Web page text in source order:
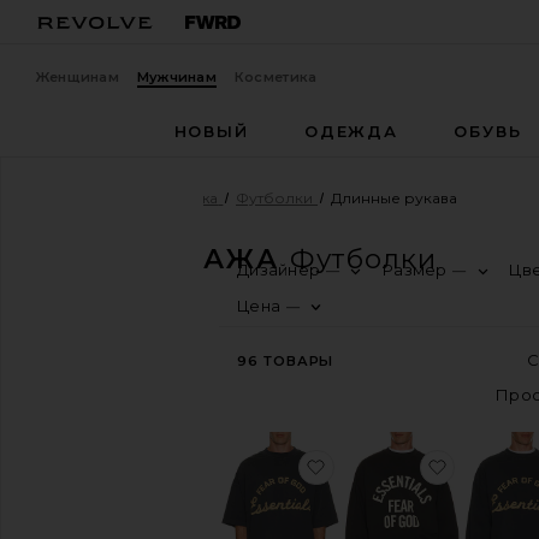
Женщинам Мужчинам Косметика
НОВЫЙ ОДЕЖДА ОБУВЬ
Распродажа Футболки Длинные рукава
РАСПРОДАЖАФутболки
Дизайнер—
Размер —
Цена —
96 ТОВАРЫ
избранноеФУТБОЛКА